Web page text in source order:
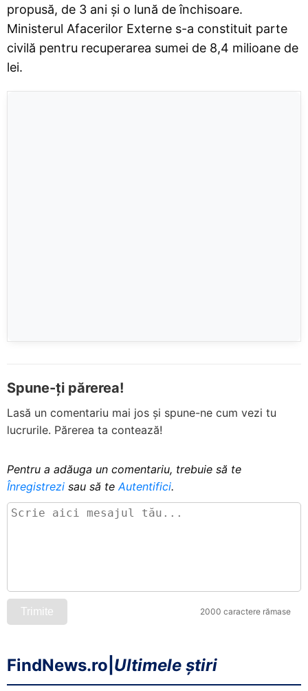
propusă, de 3 ani și o lună de închisoare.
Ministerul Afacerilor Externe s-a constituit parte
civilă pentru recuperarea sumei de 8,4 milioane de
lei.
Spune-ți părerea!
Lasă un comentariu mai jos și spune-ne cum vezi tu
lucrurile. Părerea ta contează!
Pentru a adăuga un comentariu, trebuie să te
Înregistrezi sau să teAutentifici.
2000 caractere rămase
Trimite
FindNews.ro Ultimele știri